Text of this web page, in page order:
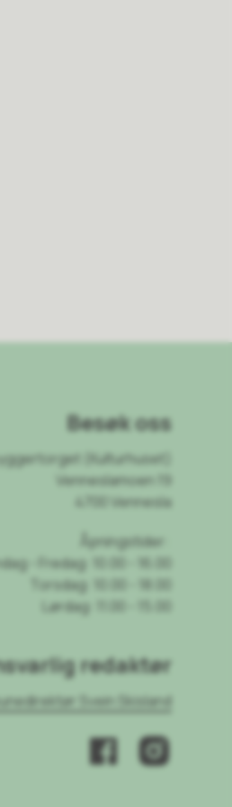
Besøk oss
(Kulturhuset)
Venneslamoen 19
4700 Vennesla
Åpningstider:
- Fredag: 10.00 - 16.00
Torsdag: 10.00 - 18.00
Lørdag: 11.00 - 15.00
redaktør
Svein Skisland